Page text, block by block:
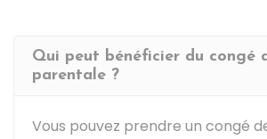
Qui peut bénéficier du congé
parentale ?
Vous pouvez prendre un congé